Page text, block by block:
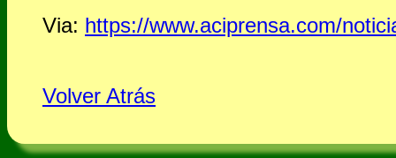
Via: https://www.aciprensa.com/
Volver Atrás